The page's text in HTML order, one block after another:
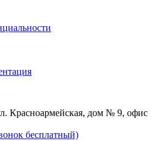
Красноармейская, дом № 9, офис
бесплатный)